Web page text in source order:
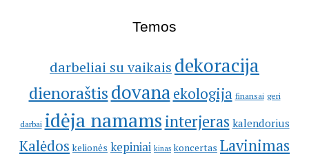
Temos
darbeliai su vaikais dekoracija
dienoraštisdovana ekologija finansai geri
darbai idėja namams interjeras kalendorius
Kalėdos kelionės kepiniai kinas koncertas Lavinimas